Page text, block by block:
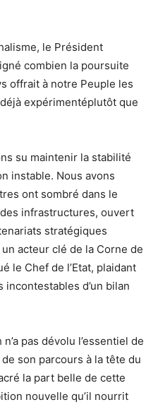
le Président
combien la poursuite
offrait à notre Peuple les
déjà expérimentéplutôt que
su maintenir la stabilité
instable. Nous avons
ont sombré dans le
infrastructures, ouvert
stratégiques
acteur clé de la Corne de
le Chef de l’Etat, plaidant
d’un bilan
pas dévolu l’essentiel de
son parcours à la tête du
la part belle de cette
nouvelle qu’il nourrit